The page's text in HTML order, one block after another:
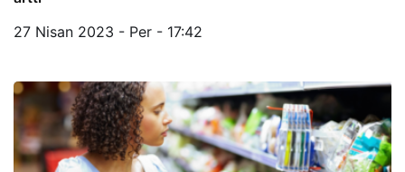
27 Nisan 2023 - Per - 17:42